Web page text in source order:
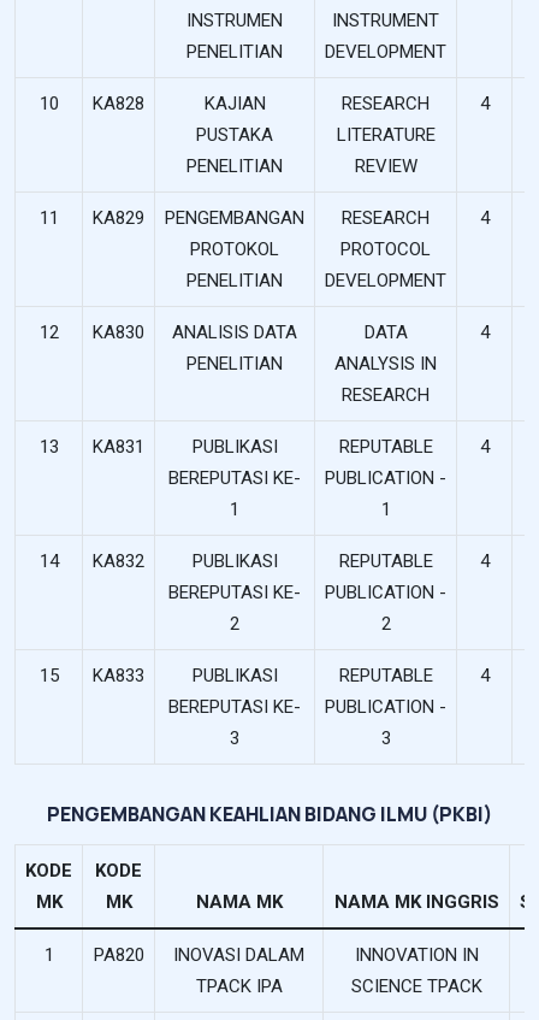
INSTRUMEN
PENELITIAN
INSTRUMENT
DEVELOPMENT
10 KA828
KAJIAN
PUSTAKA
PENELITIAN
RESEARCH
LITERATURE
REVIEW
4
11 KA829
PENGEMBANGAN
PROTOKOL
PENELITIAN
RESEARCH
PROTOCOL
DEVELOPMENT
4
12 KA830
ANALISIS DATA
PENELITIAN
DATA
ANALYSIS IN
RESEARCH
4
13 KA831
PUBLIKASI
BEREPUTASI KE-
1
REPUTABLE
PUBLICATION -
1
4
14 KA832
PUBLIKASI
BEREPUTASI KE-
2
REPUTABLE
PUBLICATION -
2
4
15 KA833
PUBLIKASI
BEREPUTASI KE-
3
REPUTABLE
PUBLICATION -
3
4
PENGEMBANGAN KEAHLIAN BIDANG ILMU (PKBI)
KODE
MK
KODE
MK
NAMA MK NAMA MK INGGRIS
1 PA820
INOVASI DALAM
TPACK IPA
INNOVATION IN
SCIENCE TPACK